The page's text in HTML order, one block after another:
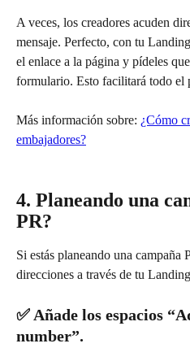
A veces, los creadores acuden
mensaje. Perfecto, con tu
el enlace a la página y pídeles
formulario. Esto facilitará todo el
Más información sobre: ¿Cómo
embajadores?
4. Planeando una
PR?
Si estás planeando una campaña
direcciones a través de tu
✅ Añade los espacios
number”.